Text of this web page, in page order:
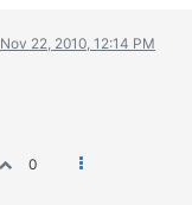
Nov 22, 2010, 12:14 PM
0